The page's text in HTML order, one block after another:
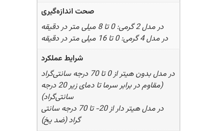
صحت اندازه‌گیری
در مدل 2 گرمی: 0 تا 8 میلی متر در دقیقه
در مدل 4 گرمی: 0 تا 16 میلی متر در دقیقه
شرایط عملکرد
در مدل بدون هیتر از 0 تا 70 درجه سانتی‌گراد
(مقاوم در برابر سرما تا دمای زیر 20 درجه
سانتی‌گراد)
در مدل هیتر دار از 20- تا 70 درجه سانتی
گراد (ضد یخ)